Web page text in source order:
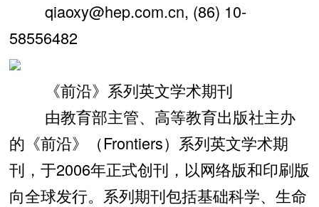
qiaoxy@hep.com.cn, (86) 10-
58556482
《前沿》系列英文学术期刊
由教育部主管、高等教育出版社主办
的《前沿》（Frontiers）系列英文学术期
刊，于2006年正式创刊，以网络版和印刷版
向全球发行。系列期刊包括基础科学、生命